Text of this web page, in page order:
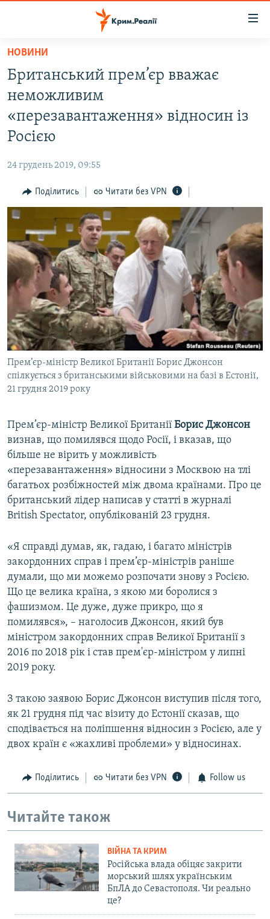
Перейти
основного
матеріалу
до
основної
Перейти
пошуку
ВОДА.КРИМ
ПОЛІТИКА
ПОГЛЯД
ІНТЕРВ'Ю
ВСЕ ЗА ДЕНЬ
СПЕЦПРОЕКТИ
ДЕПОРТАЦІЯ
ВІДЕОУРОКИ «ELIFBE»
СВІДЧЕННЯ ОКУПАЦІЇ
УКРАЇНСЬКА ПРОБЛЕМА КРИМУ
ІНФОГРАФІКА
ЯК ОБІЙТИ БЛОКУВАННЯ
Русский
Qırımtatar
ДОЛУЧАЙСЯ!
НОВИНИ
Британський прем’єр вважає
неможливим
«перезавантаження» відносин із
Росією
24 грудень 2019, 09:55
Поділитись Читати без VPN
Прем’єр-міністр Великої Британії Борис Джонсон
спілкується з британськими військовими на базі в Естонії,
21 грудня 2019 року
Прем’єр-міністр Великої Британії Борис Джонсон
визнав, що помилявся щодо Росії, і вказав, що
більше не вірить у можливість
«перезавантаження» відносини з Москвою на тлі
багатьох розбіжностей між двома країнами. Про це
британський лідер написав у статті в журналі
British Spectator, опублікованій 23 грудня.
«Я справді думав, як, гадаю, і багато міністрів
закордонних справ і прем’єр-міністрів раніше
думали, що ми можемо розпочати знову з Росією.
Що це велика країна, з якою ми боролися з
фашизмом. Це дуже, дуже прикро, що я
помилявся», – наголосив Джонсон, який був
міністром закордонних справ Великої Британії з
2016 по 2018 рік і став прем'єр-міністром у липні
2019 року.
З такою заявою Борис Джонсон виступив після того,
як 21 грудня під час візиту до Естонії сказав, що
сподівається на поліпшення відносин з Росією, але у
двох країн є «жахливі проблеми» у відносинах.
Поділитись Читати без VPN Follow us
Читайте також
ВІЙНА ТА КРИМ
Російська влада обіцяє закрити
морський шлях українським
БпЛА до Севастополя. Чи реально
це?